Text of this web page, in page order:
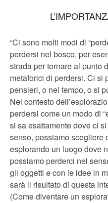
“Ci sono molti modi di
perdersi nel bosco, per
strada per tornare al punto
metaforici di perdersi. Ci si
pensieri, o nel tempo, o si
Nel contesto
perdersi come un modo di
si sa esattamente dove ci
senso, possiamo scegliere
esplorando un luogo dove
possiamo perderci nel
gli oggetti e con le idee in
sarà il risultato di questa
(Come diventare un